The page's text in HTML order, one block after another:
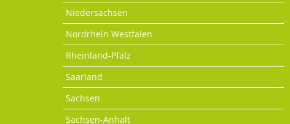
Niedersachsen
Nordrhein Westfalen
Rheinland-Pfalz
Saarland
Sachsen
Sachsen-Anhalt